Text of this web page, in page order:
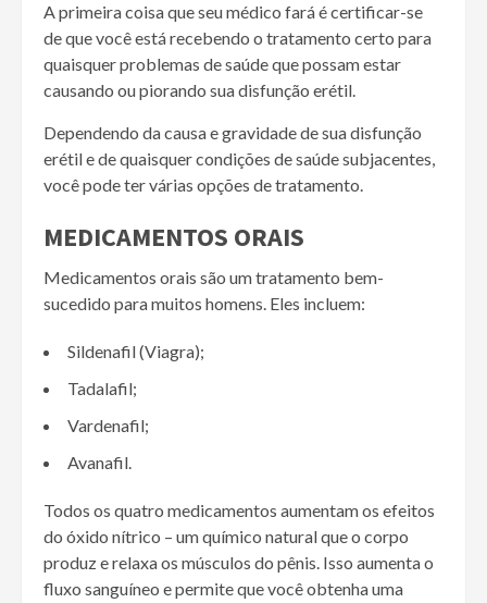
A primeira coisa que seu médico fará é certificar-se
de que você está recebendo o tratamento certo para
quaisquer problemas de saúde que possam estar
causando ou piorando sua disfunção erétil.
Dependendo da causa e gravidade de sua disfunção
erétil e de quaisquer condições de saúde subjacentes,
você pode ter várias opções de tratamento.
MEDICAMENTOS ORAIS
Medicamentos orais são um tratamento bem-
sucedido para muitos homens. Eles incluem:
Sildenafil (Viagra);
Tadalafil;
Vardenafil;
Avanafil.
Todos os quatro medicamentos aumentam os efeitos
do óxido nítrico – um químico natural que o corpo
produz e relaxa os músculos do pênis. Isso aumenta o
fluxo sanguíneo e permite que você obtenha uma